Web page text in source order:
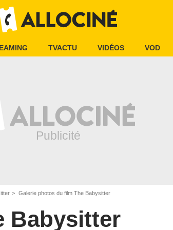
TVACTU VIDÉOS VOD
Galerie photos du film The Babysitter
Babysitter